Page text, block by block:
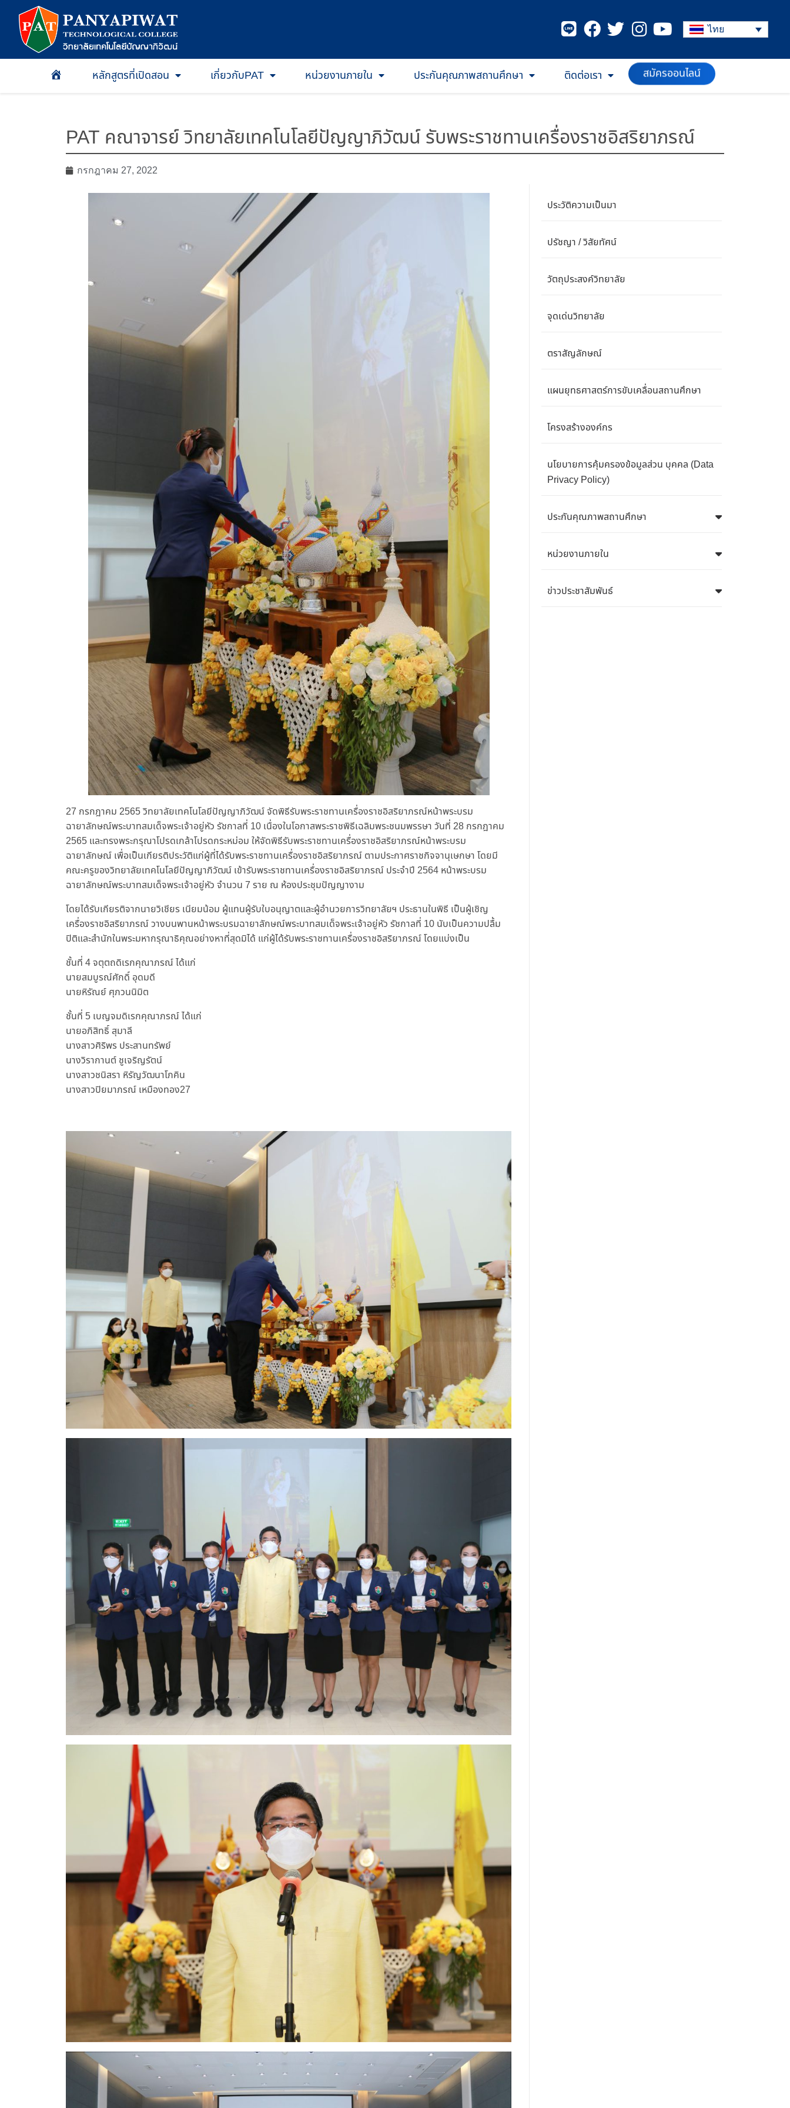
ไทย
หน้าเเรก
หลักสูตรที่เปิดสอน เกี่ยวกับPAT หน่วยงานภายใน ประกันคุณภาพสถานศึกษา ติดต่อเรา สมัครออนไลน์
PAT คณาจารย์ วิทยาลัยเทคโนโลยีปัญญาภิวัฒน์ รับพระราชทานเครื่องราชอิสริยาภรณ์
กรกฎาคม 27, 2022
27 กรกฎาคม 2565 วิทยาลัยเทคโนโลยีปัญญาภิวัฒน์ จัดพิธีรับพระราชทานเครื่องราชอิสริยาภรณ์หน้าพระบรม
ฉายาลักษณ์พระบาทสมเด็จพระเจ้าอยู่หัว รัชกาลที่ 10 เนื่องในโอกาสพระราชพิธีเฉลิมพระชนมพรรษา วันที่ 28 กรกฎาคม
2565 และทรงพระกรุณาโปรดเกล้าโปรดกระหม่อม ให้จัดพิธีรับพระราชทานเครื่องราชอิสริยาภรณ์หน้าพระบรม
ฉายาลักษณ์ เพื่อเป็นเกียรติประวัติแก่ผู้ที่ได้รับพระราชทานเครื่องราชอิสริยาภรณ์ ตามประกาศราชกิจจานุเษกษา โดยมี
คณะครูของวิทยาลัยเทคโนโลยีปัญญาภิวัฒน์ เข้ารับพระราชทานเครื่องราชอิสริยาภรณ์ ประจำปี 2564 หน้าพระบรม
ฉายาลักษณ์พระบาทสมเด็จพระเจ้าอยู่หัว จำนวน 7 ราย ณ ห้องประชุมปัญญางาม
โดยได้รับเกียรติจากนายวิเชียร เนียมน้อม ผู้แทนผู้รับใบอนุญาตและผู้อำนวยการวิทยาลัยฯ ประธานในพิธี เป็นผู้เชิญ
เครื่องราชอิสริยาภรณ์ วางบนพานหน้าพระบรมฉายาลักษณ์พระบาทสมเด็จพระเจ้าอยู่หัว รัชกาลที่ 10 นับเป็นความปลื้ม
ปิติและสำนักในพระมหากรุณาธิคุณอย่างหาที่สุดมิได้ แก่ผู้ได้รับพระราชทานเครื่องราชอิสริยาภรณ์ โดยแบ่งเป็น
ชั้นที่ 4 จตุตถดิเรกคุณาภรณ์ ได้แก่
นายสมบูรณ์ศักดิ์ อุดมดี
นายหิรัณย์ ศุภวนนิมิต
ชั้นที่ 5 เบญจมดิเรกคุณาภรณ์ ได้แก่
นายอภิสิทธิ์ สุมาลี
นางสาวศิริพร ประสานทรัพย์
นางวิรากานต์ ชูเจริญรัตน์
นางสาวชนิสรา หิรัญวัฒนาโภคิน
นางสาวปิยมาภรณ์ เหมืองทอง27
ประวัติความเป็นมา
ปรัชญา / วิสัยทัศน์
วัตถุประสงค์วิทยาลัย
จุดเด่นวิทยาลัย
ตราสัญลักษณ์
แผนยุทธศาสตร์การขับเคลื่อนสถานศึกษา
โครงสร้างองค์กร
นโยบายการคุ้มครองข้อมูลส่วน บุคคล (Data
Privacy Policy)
ประกันคุณภาพสถานศึกษา
หน่วยงานภายใน
ข่าวประชาสัมพันธ์